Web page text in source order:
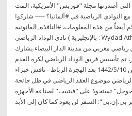
النوادي الرياضية في #ألمانيا؟ ----- شاركوا
أيضاً من هذه المعلومات. #النافذة_القانونية
نادي الوداد الرياضي ( بالإنجليزية : Wydad Athletic Club ) المعروف أيضا
رياضي مغربي من مدينة الدار البيضاء.يشارك
تم تأسيس فريق الوداد الرياضي لكرة القدم
من طرف محمد بن الحسن 10‏‏/5‏‏/1442 بعد الهجرة الرباط - ناقش خبراء
موضوع العقد الرياضي في ظل جائحة
تستحوذ على "فيتبيت" لصناعة الأجهزة
بي.إن.بي": السفر لن يعود كما كان إلى الأبد